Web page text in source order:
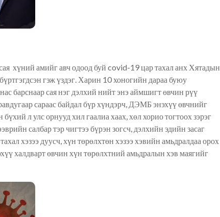
хүний амийг авч одоод буй covid-19 цар тахал анх Хятадын
гэж үздэг. Харин 10 хоногийн дараа буюу
барснаар сая нэг дэлхий нийт энэ аймшигт өвчин рүү
сараас байдал бүр хүндэрч, ДЭМБ энэхүү өвчнийг
л улс орнууд хил гаалиа хаах, хөл хорио тогтоох зэрэг
салбар тэр чигтээ бүрэн зогсч, дэлхийн эдийн засаг
хэзээ дуусч, хүн төрөлхтөн хэзээ хэвийн амьдралдаа орох
халдварт өвчин хүн төрөлхтний амьдралын хэв маягийг